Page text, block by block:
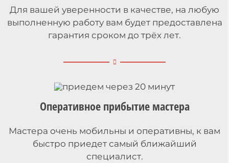
Для вашей уверенности в качестве, на любую
выполненную работу вам будет предоставлена
гарантия сроком до трёх лет.
Оперативное прибытие мастера
Мастера очень мобильны и оперативны, к вам
быстро приедет самый ближайший
специалист.